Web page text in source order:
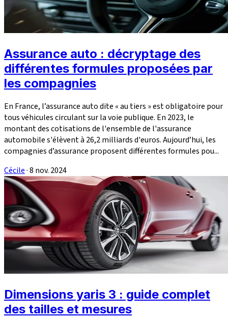
Assurance auto : décryptage des
différentes formules proposées par
les compagnies
En France, l’assurance auto dite « au tiers » est obligatoire pour
tous véhicules circulant sur la voie publique. En 2023, le
montant des cotisations de l'ensemble de l'assurance
automobile s'élèvent à 26,2 milliards d'euros. Aujourd’hui, les
compagnies d’assurance proposent différentes formules pou...
Cécile·8 nov. 2024
Dimensions yaris 3 : guide complet
des tailles et mesures